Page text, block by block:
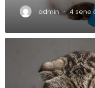
admin · 4 sene